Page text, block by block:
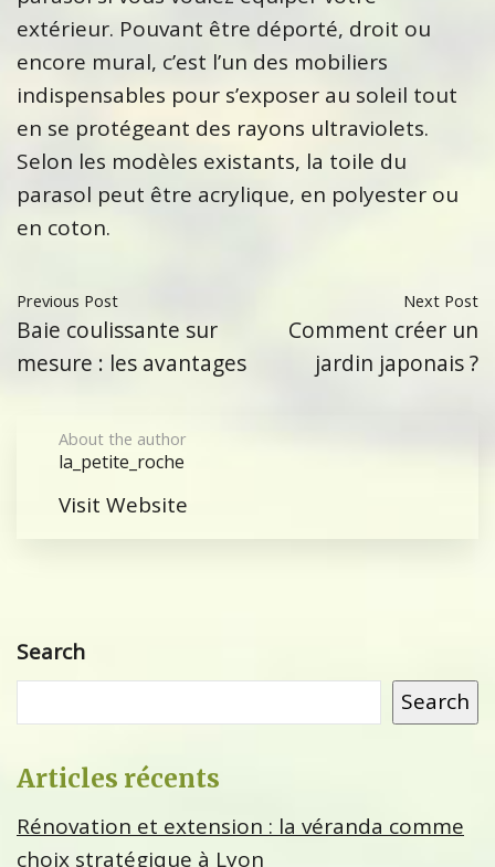
extérieur. Pouvant être déporté, droit ou
encore mural, c’est l’un des mobiliers
indispensables pour s’exposer au soleil tout
en se protégeant des rayons ultraviolets.
Selon les modèles existants, la toile du
parasol peut être acrylique, en polyester ou
en coton.
Previous Post
Baie coulissante sur
mesure : les avantages
Next Post
Comment créer un
jardin japonais ?
About the author
la_petite_roche
Visit Website
Search
Search
Articles récents
Rénovation et extension : la véranda comme
choix stratégique à Lyon